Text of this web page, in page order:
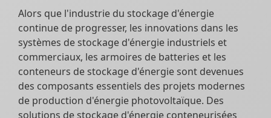
Alors que l'industrie du stockage d'énergie
continue de progresser, les innovations dans les
systèmes de stockage d'énergie industriels et
commerciaux, les armoires de batteries et les
conteneurs de stockage d'énergie sont devenues
des composants essentiels des projets modernes
de production d'énergie photovoltaïque. Des
solutions de stockage d'énergie conteneurisées